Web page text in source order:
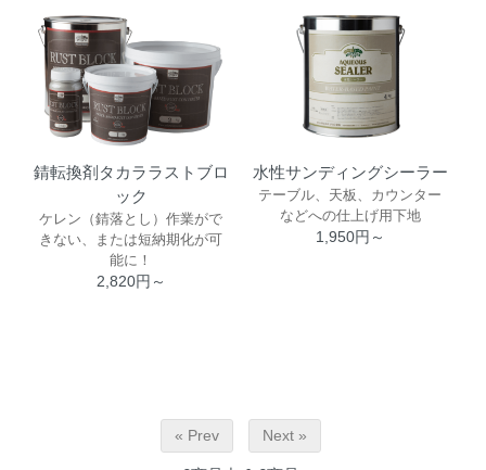
錆転換剤タカララストブロ
ック
ケレン（錆落とし）作業がで
きない、または短納期化が可
能に！
2,820円～
水性サンディングシーラー
テーブル、天板、カウンター
などへの仕上げ用下地
1,950円～
« Prev Next »